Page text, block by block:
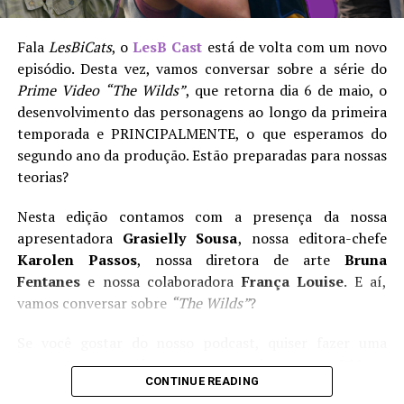
LesB Cast | Temporada 2 Episódio 02 – The Wilds e
teorias para a segunda temporada
A diretora e roteiristaAnna Elizabeth Jamestem a
mão leve para a condução das cenas. Talvez ela tema
que suas simbologias não sejam claras o bastante, ou
qualquer modo, ressalta suas intenções ao limite do
absurdo: o erotismo entre as duas mulheres se confirma
por uma sucessão vertiginosa de fusões, sobreposições,
câmeras lentas e imagens deslizando por todos os lados,
sem saber onde parar.
preciso colocar um objeto fálico na boca, claro),
enquanto a funcionária mostra os seios, segura facas de
Fala LesBiCats, oLesB Cast está de volta com um novo
episódio. Desta vez, vamos conversar sobre a série do
Prime Video “The Wilds”, que retorna dia 6 de maio, o
desenvolvimento das personagens ao longo da primeira
temporada e PRINCIPALMENTE, o que esperamos do
segundo ano da produção. Estão preparadas para nossas
teorias?
Nesta edição contamos com a presença da nossa
apresentadora Grasielly Sousa, nossa editora-chefe
Karolen Passos, nossa diretora de arteBruna
Fentanese nossa colaboradora França Louise. E aí,
vamos conversar sobre “The Wilds”?
pergunta ou sugerir uma pauta, envie-nos uma DM em
nossas redes sociais ou um e-mail para
CONTINUE READING